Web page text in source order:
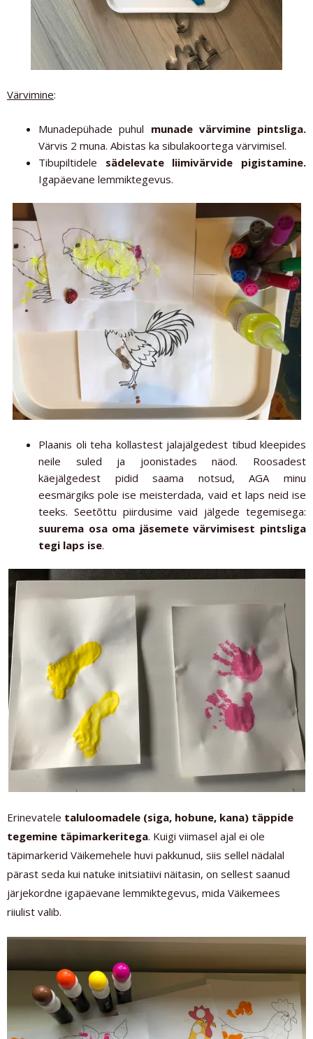
Värvimine:
Munadepühade puhul munade värvimine pintsliga.
Värvis 2 muna. Abistas ka sibulakoortega värvimisel.
Tibupiltidele sädelevate liimivärvide pigistamine.
Igapäevane lemmiktegevus.
Plaanis oli teha kollastest jalajälgedest tibud kleepides
neile suled ja joonistades näod. Roosadest
käejälgedest pidid saama notsud, AGA minu
eesmärgiks pole ise meisterdada, vaid et laps neid ise
teeks. Seetõttu piirdusime vaid jälgede tegemisega:
suurema osa oma jäsemete värvimisest pintsliga
tegi laps ise.
Erinevatele taluloomadele (siga, hobune, kana) täppide
tegemine täpimarkeritega. Kuigi viimasel ajal ei ole
täpimarkerid Väikemehele huvi pakkunud, siis sellel nädalal
pärast seda kui natuke initsiatiivi näitasin, on sellest saanud
järjekordne igapäevane lemmiktegevus, mida Väikemees
riiulist valib.